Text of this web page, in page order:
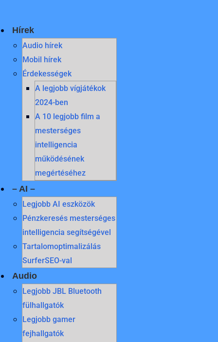
content
Hírek
Audio hírek
Mobil hírek
Érdekességek
A legjobb vígjátékok
2024-ben
A 10 legjobb film a
mesterséges
intelligencia
működésének
megértéséhez
– AI –
Legjobb AI eszközök
Pénzkeresés mesterséges
intelligencia segítségével
Tartalomoptimalizálás
SurferSEO-val
Audio
Legjobb JBL Bluetooth
fülhallgatók
Legjobb gamer
fejhallgatók